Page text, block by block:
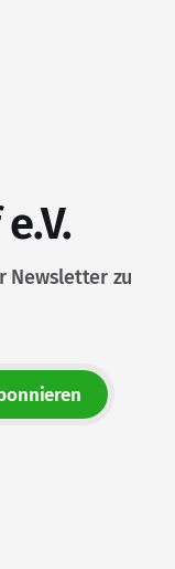
Newsletter zu